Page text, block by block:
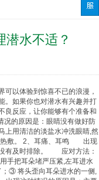
潜水不适？
可以体验到惊喜不已的浪漫，
。如果你也对潜水有兴趣并打
良反应，让你能够有个准备和
的原因是：眼睛没有做好防
用清洁的淡盐水冲洗眼睛,然
热敷。 2、耳痛、耳鸣 出现
没有及时排除。 应对方法：
手把耳朵堵严压紧,左耳进水
；③ 将头歪向耳朵进水的一侧,